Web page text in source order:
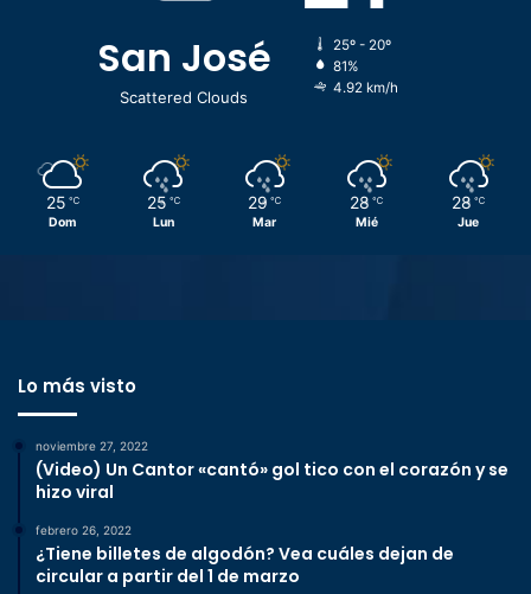
San José
Scattered Clouds
25º - 20º
81%
4.92 km/h
25 ℃
Dom
25 ℃
Lun
29 ℃
Mar
28 ℃
Mié
28 ℃
Jue
Lo más visto
noviembre 27, 2022
(Video) Un Cantor «cantó» gol tico con el corazón y se
hizo viral
febrero 26, 2022
¿Tiene billetes de algodón? Vea cuáles dejan de
circular a partir del 1 de marzo